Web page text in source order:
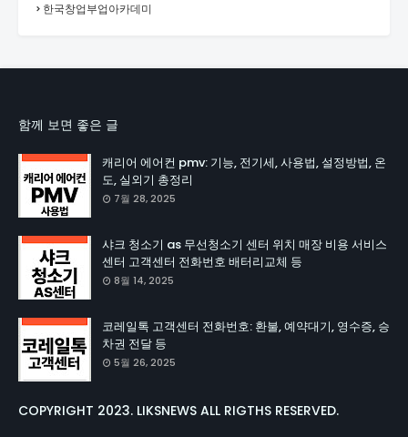
한국창업부업아카데미
함께 보면 좋은 글
캐리어 에어컨 pmv: 기능, 전기세, 사용법, 설정방법, 온
도, 실외기 총정리
7월 28, 2025
샤크 청소기 as 무선청소기 센터 위치 매장 비용 서비스
센터 고객센터 전화번호 배터리교체 등
8월 14, 2025
코레일톡 고객센터 전화번호: 환불, 예약대기, 영수증, 승
차권 전달 등
5월 26, 2025
COPYRIGHT 2023. LIKSNEWS ALL RIGTHS RESERVED.